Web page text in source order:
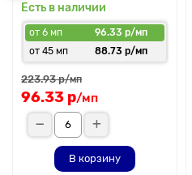
Есть в наличии
от 6 мп
96.33 р/мп
от 45 мп
88.73 р/мп
223.93 р/мп
96.33 р/мп
В корзину